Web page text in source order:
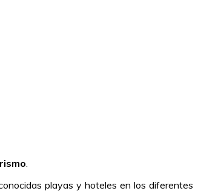
playas y hoteles en los diferentes